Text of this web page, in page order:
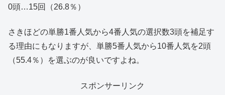
0頭…15回（26.8％）
さきほどの単勝1番人気から4番人気の選択数3頭を補足す
る理由にもなりますが、単勝5番人気から10番人気を2頭
（55.4％）を選ぶのが良いですよね。
スポンサーリンク